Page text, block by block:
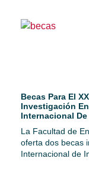
Becas Para El
Investigación
Internacional
La Facultad de
oferta dos becas
Internacional de